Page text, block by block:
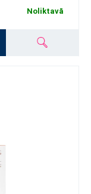
Noliktavā